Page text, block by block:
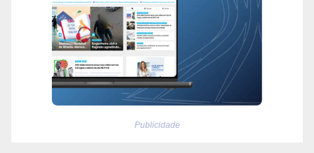
Publicidade